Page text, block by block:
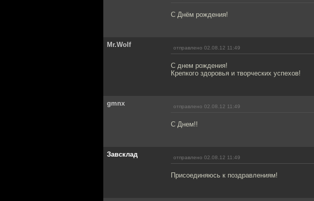
С Днём рождения!
Mr.Wolf отправлено 02.08.12 11:49
С днем рождения!
Крепкого здоровья и творческих успехов!
gmnx отправлено 02.08.12 11:49
С Днем!!
Завсклад отправлено 02.08.12 11:49
Присоединяюсь к поздравлениям!